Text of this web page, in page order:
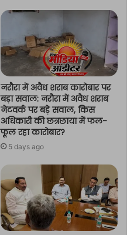
नरौरा में अवैध शराब कारोबार पर
बड़ा सवाल: नरौरा में अवैध शराब
नेटवर्क पर बड़े सवाल, किस
अधिकारी की छत्रछाया में फल-
फूल रहा कारोबार?
5 days ago